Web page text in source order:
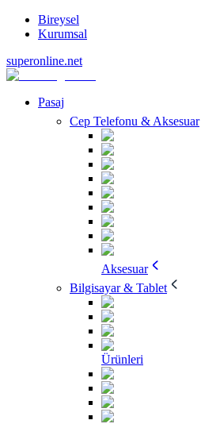
Bireysel
Kurumsal
superonline.net
Pasaj
Cep Telefonu & Aksesuar
Aksesuar
Bilgisayar & Tablet
Ürünleri